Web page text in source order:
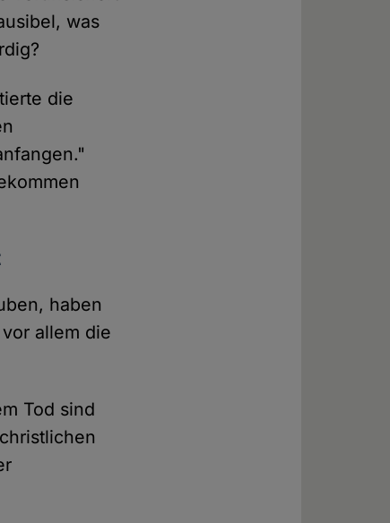
was
die
haben
allem die
Tod sind